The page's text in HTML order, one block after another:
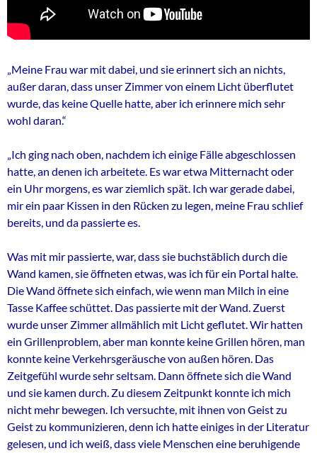
„Meine Frau war mit dabei, und sie erinnert sich an nichts,
außer daran, dass unser Zimmer von einem Licht überflutet
wurde, das keine Quelle hatte, aber ich erinnere mich sehr
wohl daran.“
„Ich ging nach oben, nachdem ich einige Fälle abgeschlossen
hatte, an denen ich arbeitete. Es war etwa Mitternacht oder
ein Uhr morgens, es war ziemlich spät. Ich war gerade dabei,
mir ein paar Kissen in den Rücken zu legen, meine Frau schlief
bereits, und da passierte es.
Was mit mir passierte, war, dass sie buchstäblich durch die
Wand kamen, sie öffneten etwas, was ich für ein Portal halte.
Die Wand öffnete sich einfach, wie wenn man Milch in eine
Tasse Kaffee schüttet. Das passierte mit der Wand. Zuerst
wurde unser Zimmer allmählich mit Licht geflutet. Wir hatten
ein Grillenproblem, aber man konnte keine Grillen hören, man
konnte keine Verkehrsgeräusche von außen hören. Das
Zeitgefühl wurde sehr seltsam. Dann öffnete sich die Wand
und sie kamen durch. Zu diesem Zeitpunkt konnte ich mich
nicht mehr bewegen. Ich versuchte, mit ihnen von Geist zu
Geist zu kommunizieren, denn ich hatte einiges in der Literatur
gelesen, und ich weiß, dass viele Menschen eine beruhigende